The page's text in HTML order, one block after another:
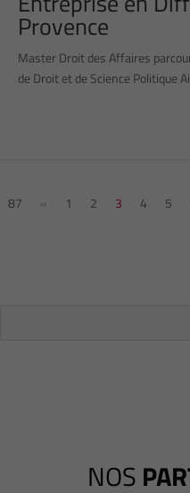
Provence
Master Droit des Affaires
de Droit et de Science Politique
87
« 1 2 3 4 5
NOS